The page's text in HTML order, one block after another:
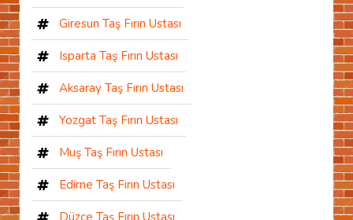
Giresun Taş Fırın Ustası
Isparta Taş Fırın Ustası
Aksaray Taş Fırın Ustası
Yozgat Taş Fırın Ustası
Muş Taş Fırın Ustası
Edirne Taş Fırın Ustası
Düzce Taş Fırın Ustası